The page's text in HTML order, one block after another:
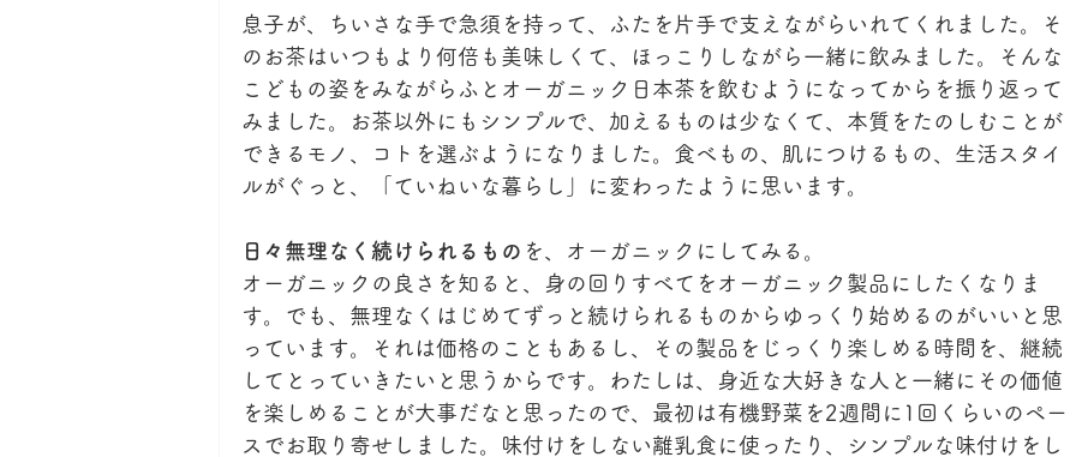
息子が、ちいさな手で急須を持って、ふたを片手で支えながらいれてくれました。そ
のお茶はいつもより何倍も美味しくて、ほっこりしながら一緒に飲みました。そんな
こどもの姿をみながらふとオーガニック日本茶を飲むようになってからを振り返って
みました。お茶以外にもシンプルで、加えるものは少なくて、本質をたのしむことが
できるモノ、コトを選ぶようになりました。食べもの、肌につけるもの、生活スタイ
ルがぐっと、「ていねいな暮らし」に変わったように思います。
日々無理なく続けられるもの を、オーガニックにしてみる。
オーガニックの良さを知ると、身の回りすべてをオーガニック製品にしたくなりま
す。でも、無理なくはじめてずっと続けられるものからゆっくり始めるのがいいと思
っています。それは価格のこともあるし、その製品をじっくり楽しめる時間を、継続
してとっていきたいと思うからです。わたしは、身近な大好きな人と一緒にその価値
を楽しめることが大事だなと思ったので、最初は有機野菜を2週間に1回くらいのペー
スでお取り寄せしました。味付けをしない離乳食に使ったり、シンプルな味付けをし